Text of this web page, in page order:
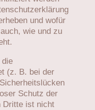
und wofür
wie und zu
(z. B. bei der
Schutz der
Dritte ist nicht